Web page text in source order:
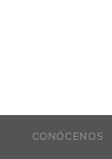
CONÓCENOS